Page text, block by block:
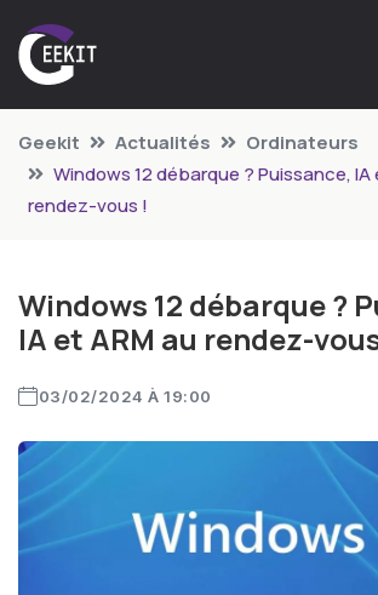
Geekit Actualités
Ordinateurs
Windows 12 débarque ? Puissance, IA
rendez-vous !
Windows 12 débarque ?
IA et ARM au rendez-
03/02/2024 À 19:00